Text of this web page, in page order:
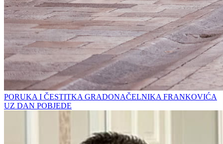
PORUKA I ČESTITKA GRADONAČELNIKA FRANKOVIĆA
UZ DAN POBJEDE